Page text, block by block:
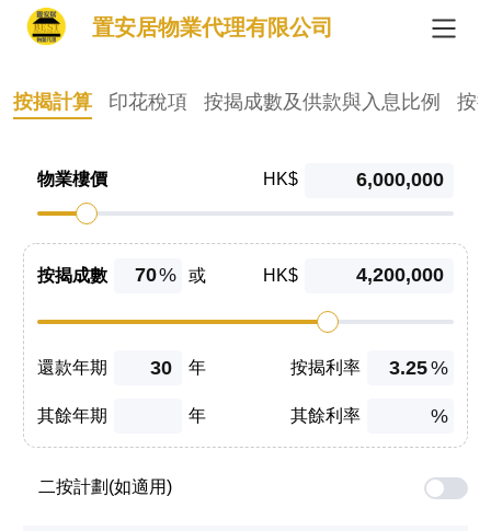
置安居物業代理有限公司
按揭計算 印花稅項 按揭成數及供款與入息比例 按